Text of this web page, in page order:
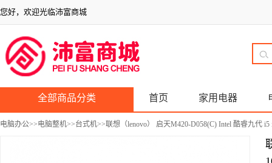
您好，欢迎光临沛富商城
全部商品分类 首页 家用电器
电脑办公>>电脑整机>>台式机>>联想（lenovo） 启天M420-D058(C) Intel 酷睿九代